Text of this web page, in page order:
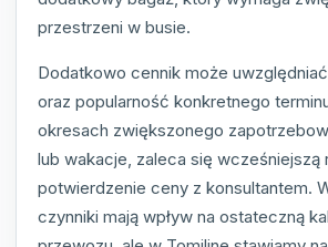
przestrzeni w busie.
Dodatkowo cennik może
oraz popularność konkretnego
okresach zwiększonego
lub wakacje, zaleca się wcześniejszą
potwierdzenie ceny z konsultantem.
czynniki mają wpływ na ostateczną